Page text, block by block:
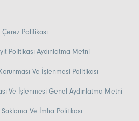
Çerez Politikası
Politikası Aydınlatma Metni
Ve İşlenmesi Politikası
Ve İşlenmesi Genel Aydınlatma Metni
Ve İmha Politikası